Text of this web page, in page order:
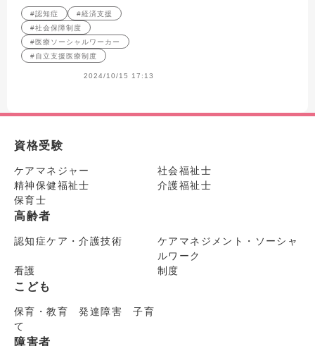
スト３
#認知症
#経済支援
#社会保障制度
#医療ソーシャルワーカー
#自立支援医療制度
2024/10/15 17:13
資格受験
ケアマネジャー
社会福祉士
精神保健福祉士
介護福祉士
保育士
高齢者
認知症ケア・介護技術
ケアマネジメント・ソーシャ
ルワーク
看護
制度
こども
保育・教育 発達障害 子育
て
障害者